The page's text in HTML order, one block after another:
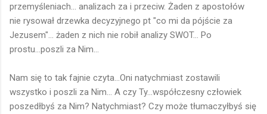
przemyśleniach... analizach za i przeciw. Żaden z apostołów
nie rysował drzewka decyzyjnego pt "co mi da pójście za
Jezusem"... żaden z nich nie robił analizy SWOT... Po
prostu...poszli za Nim...
Nam się to tak fajnie czyta...Oni natychmiast zostawili
wszystko i poszli za Nim... A czy Ty...współczesny człowiek
poszedłbyś za Nim? Natychmiast? Czy może tłumaczyłbyś się